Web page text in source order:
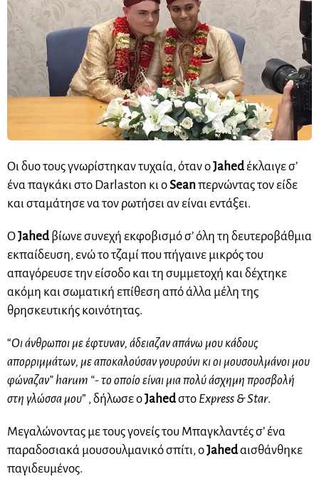
Οι δυο τους γνωρίστηκαν τυχαία, όταν οJahedέκλαιγε σ’
ένα παγκάκι στο Darlaston κι οSeanπερνώντας τον είδε
και σταμάτησε να τον ρωτήσει αν είναι εντάξει.
ΟJahedβίωνε συνεχή εκφοβισμό σ’ όλη τη δευτεροβάθμια
εκπαίδευση, ενώ το τζαμί που πήγαινε μικρός του
απαγόρευσε την είσοδο και τη συμμετοχή και δέχτηκε
ακόμη και σωματική επίθεση από άλλα μέλη της
θρησκευτικής κοινότητας.
“Οι άνθρωποι με έφτυναν, άδειαζαν απάνω μου κάδους
απορριμμάτων, με αποκαλούσαν γουρούνι κι οι μουσουλμάνοι μου
φώναζαν” harum “- το οποίο είναι μια πολύ άσχημη προσβολή
στη γλώσσα μου” , δήλωσε οJahedστο Express & Star.
Μεγαλώνοντας με τους γονείς του Μπαγκλαντές σ’ ένα
παραδοσιακά μουσουλμανικό σπίτι, οJahedαισθάνθηκε
παγιδευμένος.